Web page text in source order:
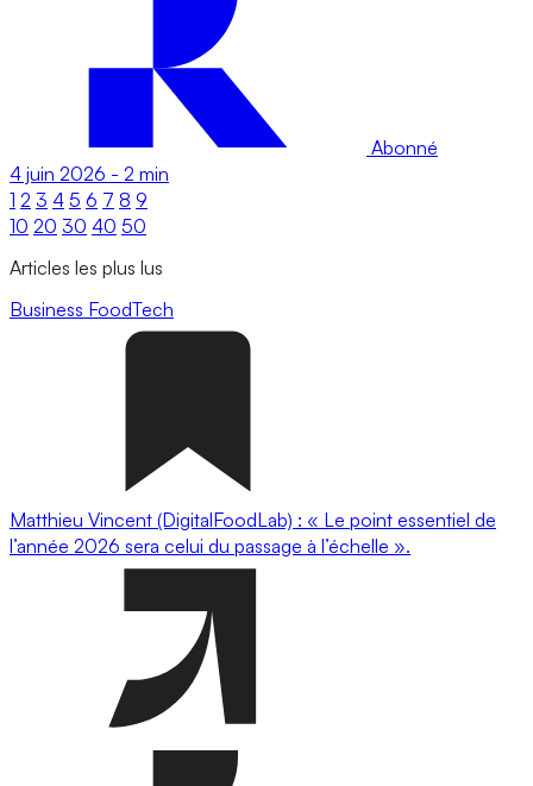
Abonné
4 juin 2026 - 2 min
1 2 3 4 5 6 7 8 9
10 20 30 40 50
Articles les plus lus
Business FoodTech
Matthieu Vincent (DigitalFoodLab) : « Le point essentiel de
l’année 2026 sera celui du passage à l’échelle ».